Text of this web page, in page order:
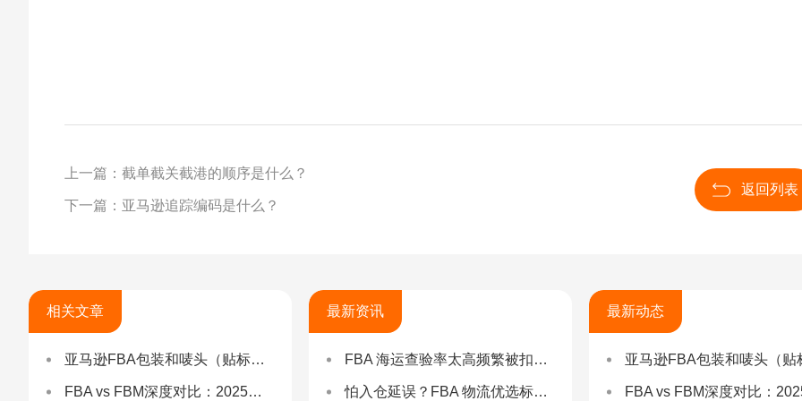
返回列表
上一篇：截单截关截港的顺序是什么？
下一篇：亚马逊追踪编码是什么？
相关文章
亚马逊FBA包装和唛头（贴标签）要求（2025最新详解）
FBA vs FBM深度对比：2025年卖家该如何选择？（附决策流程图）
最新资讯
FBA 海运查验率太高频繁被扣货，如何选择低查验物流货代？
怕入仓延误？FBA 物流优选标准：自营仓 + 自有车队是核心硬指标
最新动态
亚马逊FBA包装和唛头（贴标签）要求（2025最新详
FBA vs FBM深度对比：2025年卖家该如何选择？（附决策流程